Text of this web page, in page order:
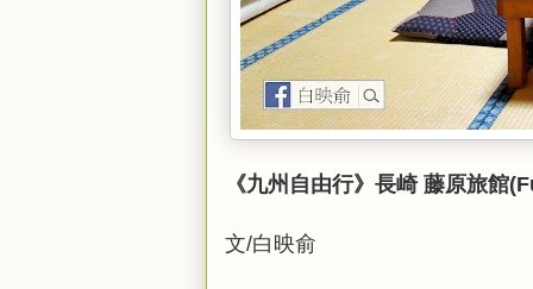
《九州自由行》長崎 藤原旅館
文/白映俞